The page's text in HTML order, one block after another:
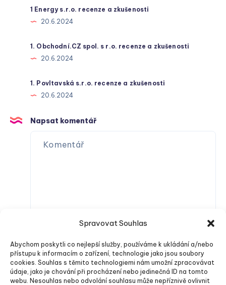
Spravovat Souhlas
Abychom poskytli co nejlepší služby, používáme k ukládání a/nebo
přístupu k informacím o zařízení, technologie jako jsou soubory
cookies. Souhlas s těmito technologiemi nám umožní zpracovávat
údaje, jako je chování při procházení nebo jedinečná ID na tomto
webu. Nesouhlas nebo odvolání souhlasu může nepříznivě ovlivnit
1 Energy s.r.o. recenze a zkušenosti
20.6.2024
1. Obchodní.CZ spol. s r.o. recenze a zkušenosti
20.6.2024
1. Povltavská s.r.o. recenze a zkušenosti
20.6.2024
Napsat komentář